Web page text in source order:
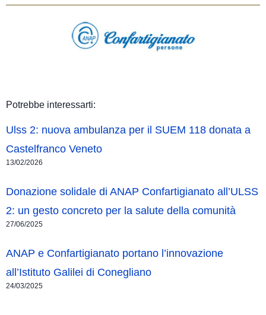
Potrebbe interessarti:
Ulss 2: nuova ambulanza per il SUEM 118 donata a
Castelfranco Veneto
13/02/2026
Donazione solidale di ANAP Confartigianato all’ULSS
2: un gesto concreto per la salute della comunità
27/06/2025
ANAP e Confartigianato portano l’innovazione
all’Istituto Galilei di Conegliano
24/03/2025